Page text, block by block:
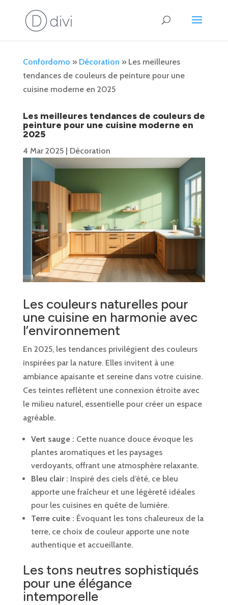
Confordomo » Décoration » Les meilleures
tendances de couleurs de peinture pour une
cuisine moderne en 2025
Les meilleures tendances de couleurs de
peinture pour une cuisine moderne en
2025
4 Mar 2025| Décoration
Les couleurs naturelles pour
une cuisine en harmonie avec
l’environnement
En 2025, les tendances privilégient des couleurs
inspirées par la nature. Elles invitent à une
ambiance apaisante et sereine dans votre cuisine.
Ces teintes reflètent une connexion étroite avec
le milieu naturel, essentielle pour créer un espace
agréable.
Vert sauge : Cette nuance douce évoque les
plantes aromatiques et les paysages
verdoyants, offrant une atmosphère relaxante.
Bleu clair : Inspiré des ciels d’été, ce bleu
apporte une fraîcheur et une légèreté idéales
pour les cuisines en quête de lumière.
Terre cuite : Évoquant les tons chaleureux de la
terre, ce choix de couleur apporte une note
authentique et accueillante.
Les tons neutres sophistiqués
pour une élégance
intemporelle